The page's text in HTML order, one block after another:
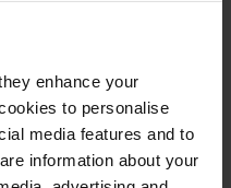
enhance your
to personalise
media features and to
information about your